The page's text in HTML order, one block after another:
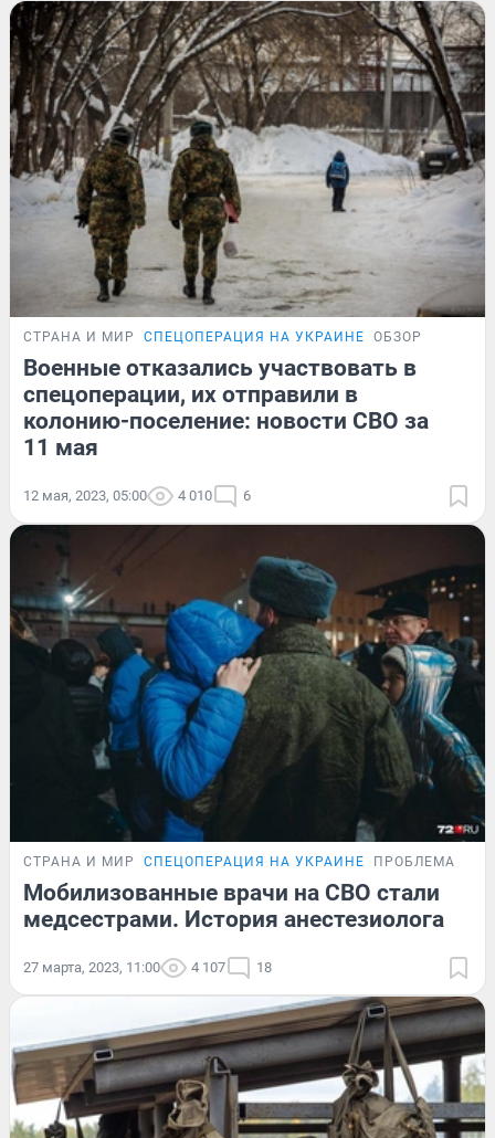
СТРАНА И МИР СПЕЦОПЕРАЦИЯ НА УКРАИНЕ ОБЗОР
Военные отказались участвовать в
спецоперации, их отправили в
колонию-поселение: новости СВО за
11 мая
12 мая, 2023, 05:00 4 010 6
СТРАНА И МИР СПЕЦОПЕРАЦИЯ НА УКРАИНЕ ПРОБЛЕМА
Мобилизованные врачи на СВО стали
медсестрами. История анестезиолога
27 марта, 2023, 11:00 4 107 18